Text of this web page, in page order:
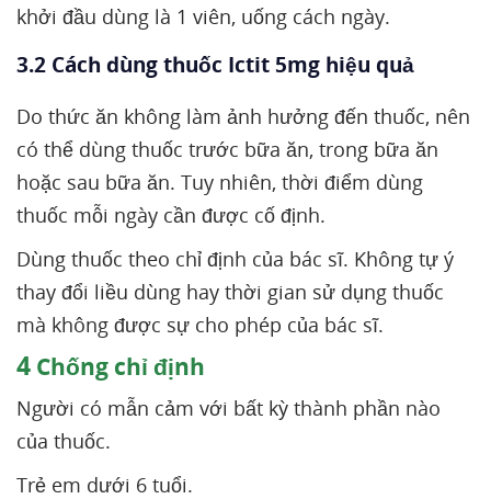
khởi đầu dùng là 1 viên, uống cách ngày.
3.2 Cách dùng thuốc Ictit 5mg hiệu quả
Do thức ăn không làm ảnh hưởng đến thuốc, nên
có thể dùng thuốc trước bữa ăn, trong bữa ăn
hoặc sau bữa ăn. Tuy nhiên, thời điểm dùng
thuốc mỗi ngày cần được cố định.
Dùng thuốc theo chỉ định của bác sĩ. Không tự ý
thay đổi liều dùng hay thời gian sử dụng thuốc
mà không được sự cho phép của bác sĩ.
4 Chống chỉ định
Người có mẫn cảm với bất kỳ thành phần nào
của thuốc.
Trẻ em dưới 6 tuổi.